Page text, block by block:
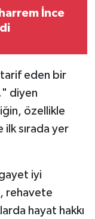
İnce
eden bir
diyen
özellikle
sırada yer
iyi
rehavete
hayat hakkı